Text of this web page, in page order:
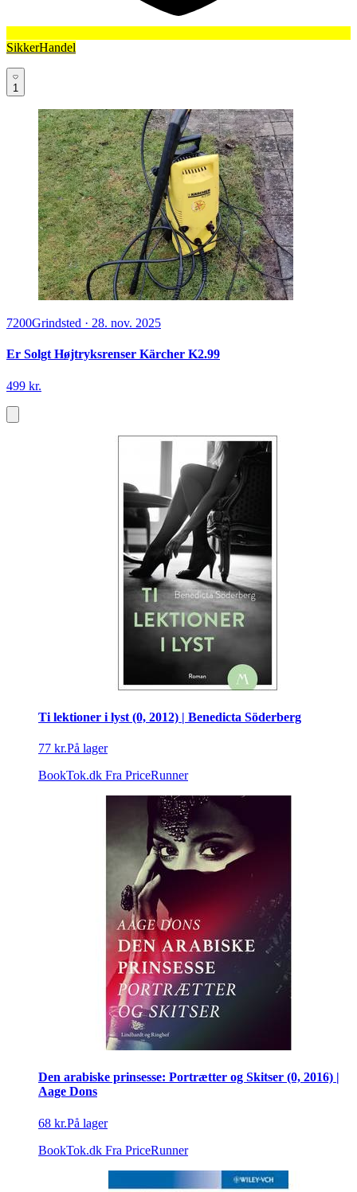
SikkerHandel
1
7200Grindsted · 28. nov. 2025
Er Solgt Højtryksrenser Kärcher K2.99
499 kr.
Ti lektioner i lyst (0, 2012) | Benedicta Söderberg
77 kr.På lager
BookTok.dk Fra PriceRunner
Den arabiske prinsesse: Portrætter og Skitser (0, 2016) |
Aage Dons
68 kr.På lager
BookTok.dk Fra PriceRunner